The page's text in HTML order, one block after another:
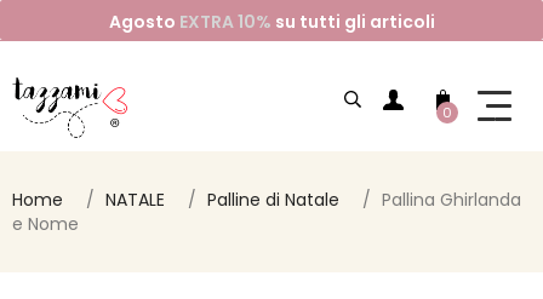
Agosto EXTRA 10% su tutti gli articoli
0
Home NATALE Palline di Natale
Pallina Ghirlanda
e Nome